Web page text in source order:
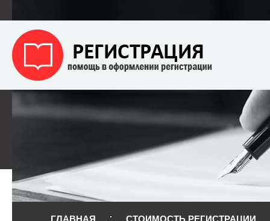
ГЛАВНАЯ СТОИМОСТЬ РЕГИСТРАЦИИ